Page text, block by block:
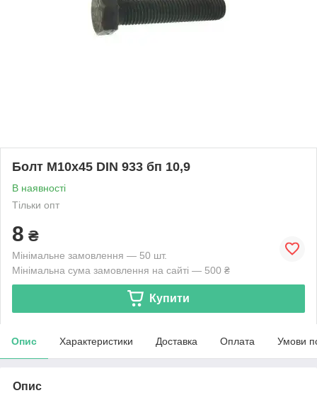
Болт М10х45 DIN 933 бп 10,9
В наявності
Тільки опт
8 ₴
Мінімальне замовлення — 50 шт.
Мінімальна сума замовлення на сайті — 500 ₴
Купити
Опис Характеристики Доставка Оплата Умови
Опис